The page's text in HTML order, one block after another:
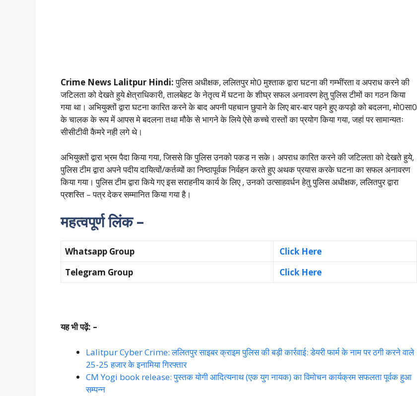
Crime News Lalitpur Hindi:पुलिस अधीक्षक, ललितपुर मो0 मुश्ताक द्वारा घटना की गम्भींरता व अपराध करने की
जटिलता को देखते हुये क्षेत्राधिकारी, तालबेहट के नेतृत्व में घटना के शीघ्र सफल अनावरण हेतु पुलिस टीमों का गठन किया
गया था। अभियुक्तों द्वारा घटना कारित करने के बाद अपनी पहचान छुपाने के लिए बार-बार पहने हुए कपड़ो को बदलना, मो0सा0
के चालक के रूप में आपस मे बदलना तथा मौके से भागने के लिये ऐसे कच्चे रास्तों का प्रयोग किया गया, जहां पर सामान्यतः
सीसीटीवी कैमरे नही लगे थे।
अभियुक्तों द्वारा भ्रम पैदा किया गया, जिससे कि पुलिस उनको पकड न सके। अपराध कारित करने की जटिलता को देखते हुये,
पुलिस टीम द्वारा अपने पदीय दायित्वों/कर्तव्यों का निष्ठापूर्वक निर्वहन करते हुए अथक प्रयास करके घटना का सफल अनावरण
किया गया। पुलिस टीम द्वारा किये गए इस सराहनीय कार्य के लिए , उनको उत्साहवर्धन हेतु पुलिस अधीक्षक, ललितपुर द्वारा
प्रशस्ति – पत्र देकर सम्मानित किया गया है।
महत्वपूर्ण लिंक –
Whatsapp Group
Click Here
Telegram Group
Click Here
यह भी पढ़ें: –
Lalitpur Cyber Crime: ललितपुर साइबर क्राइम पुलिस की बड़ी कार्रवाई: डेयरी फार्म के नाम पर ठगी करने वाले
25-25 हजार के इनामिया गिरफ्तार
CM Yogi book release: पुस्तक योगी आदित्यनाथ (एक युग नायक) का विमोचन कार्यक्रम सफलता पूर्वक हुआ
सम्पन्न